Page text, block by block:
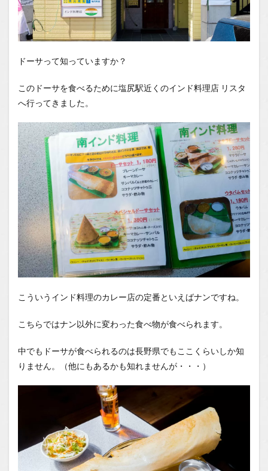
ドーサって知っていますか？
このドーサを食べるために塩尻駅近くのインド料理店 リスタ
へ行ってきました。
こういうインド料理のカレー店の定番といえばナンですね。
こちらではナン以外に変わった食べ物が食べられます。
中でもドーサが食べられるのは長野県でもここくらいしか知
りません。（他にもあるかも知れませんが・・・）